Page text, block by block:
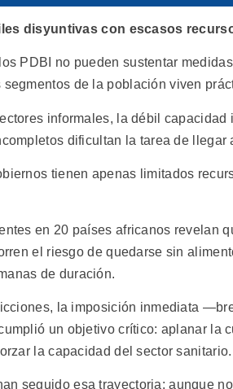
disyuntivas con escasos
PDBI no pueden sustentar
segmentos de la población viven
informales, la débil
dificultan la tarea de llegar
tienen apenas limitados
en 20 países africanos revelan
el riesgo de quedarse sin
de duración.
la imposición inmediata
un objetivo crítico: aplanar la
la capacidad del sector sanitario.
seguido esa trayectoria: aunque